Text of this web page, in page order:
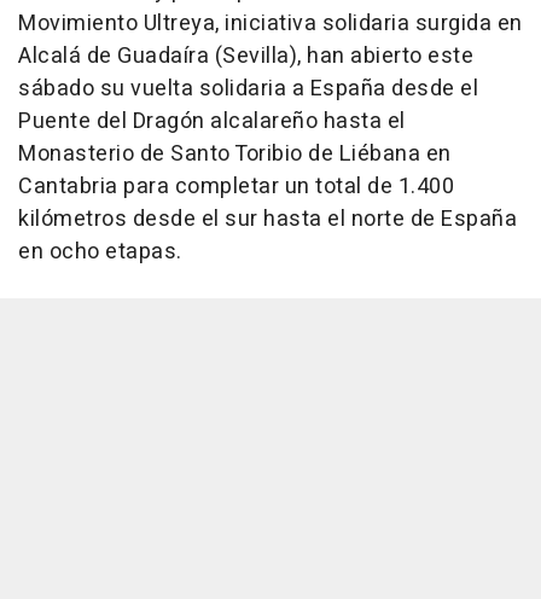
Movimiento Ultreya, iniciativa solidaria surgida en
Alcalá de Guadaíra (Sevilla), han abierto este
sábado su vuelta solidaria a España desde el
Puente del Dragón alcalareño hasta el
Monasterio de Santo Toribio de Liébana en
Cantabria para completar un total de 1.400
kilómetros desde el sur hasta el norte de España
en ocho etapas.